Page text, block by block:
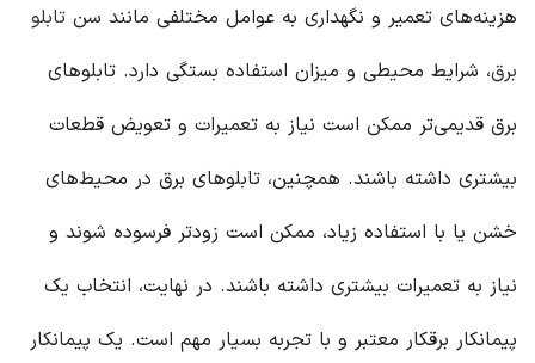
هزینه‌های تعمیر و نگهداری به عوامل مختلفی مانند سن تابلو
برق، شرایط محیطی و میزان استفاده بستگی دارد. تابلوهای
برق قدیمی‌تر ممکن است نیاز به تعمیرات و تعویض قطعات
بیشتری داشته باشند. همچنین، تابلوهای برق در محیط‌های
خشن یا با استفاده زیاد، ممکن است زودتر فرسوده شوند و
نیاز به تعمیرات بیشتری داشته باشند. در نهایت، انتخاب یک
پیمانکار برقکار معتبر و با تجربه بسیار مهم است. یک پیمانکار